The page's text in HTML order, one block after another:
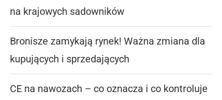
na krajowych sadowników
Bronisze zamykają rynek! Ważna zmiana dla
kupujących i sprzedających
CE na nawozach – co oznacza i co kontroluje